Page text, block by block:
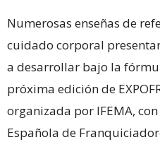
Numerosas enseñas de
cuidado corporal
a desarrollar bajo la
próxima edición de
organizada por IFEMA,
Española de